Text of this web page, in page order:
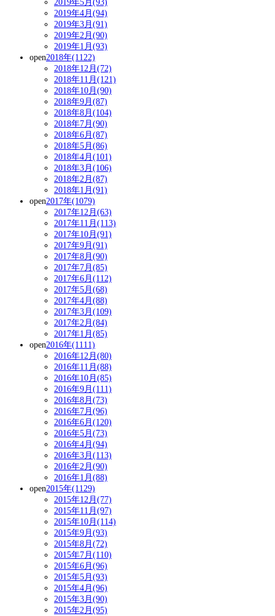
2019年5月(93)
2019年4月(94)
2019年3月(91)
2019年2月(90)
2019年1月(93)
open2018年(1122)
2018年12月(72)
2018年11月(121)
2018年10月(90)
2018年9月(87)
2018年8月(104)
2018年7月(90)
2018年6月(87)
2018年5月(86)
2018年4月(101)
2018年3月(106)
2018年2月(87)
2018年1月(91)
open2017年(1079)
2017年12月(63)
2017年11月(113)
2017年10月(91)
2017年9月(91)
2017年8月(90)
2017年7月(85)
2017年6月(112)
2017年5月(68)
2017年4月(88)
2017年3月(109)
2017年2月(84)
2017年1月(85)
open2016年(1111)
2016年12月(80)
2016年11月(88)
2016年10月(85)
2016年9月(111)
2016年8月(73)
2016年7月(96)
2016年6月(120)
2016年5月(73)
2016年4月(94)
2016年3月(113)
2016年2月(90)
2016年1月(88)
open2015年(1129)
2015年12月(77)
2015年11月(97)
2015年10月(114)
2015年9月(93)
2015年8月(72)
2015年7月(110)
2015年6月(96)
2015年5月(93)
2015年4月(96)
2015年3月(90)
2015年2月(95)